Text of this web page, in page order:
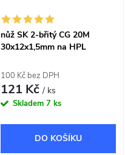
nůž SK 2-břitý CG 20M
30x12x1,5mm na HPL
100 Kč bez DPH
121 Kč/ ks
Skladem 7 ks
DO KOŠÍKU